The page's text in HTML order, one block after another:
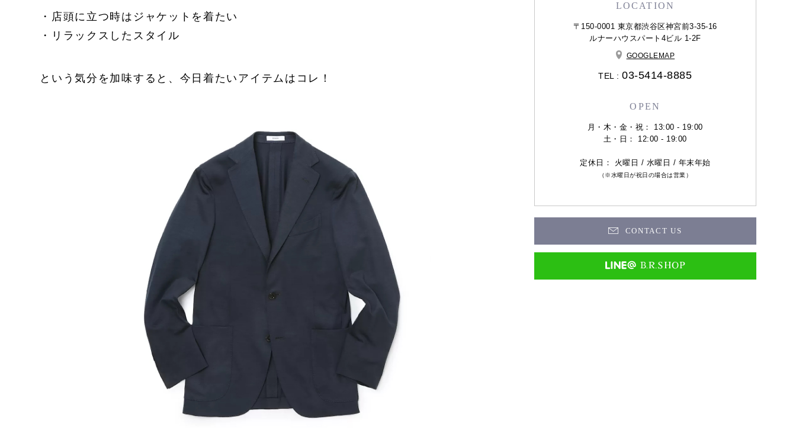
・店頭に立つ時はジャケットを着たい
・リラックスしたスタイル
という気分を加味すると、今日着たいアイテムはコレ！
LOCATION
〒150-0001 東京都渋谷区神宮前3-35-16
ルナーハウスパート4ビル 1-2F
GOOGLEMAP
TEL :03-5414-8885
OPEN
月・木・金・祝： 13:00 - 19:00
土・日： 12:00 - 19:00
定休日： 火曜日 / 水曜日 / 年末年始
（※水曜日が祝日の場合は営業）
CONTACT US